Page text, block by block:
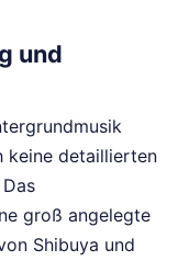
und
keine detaillierten
groß angelegte
Shibuya und